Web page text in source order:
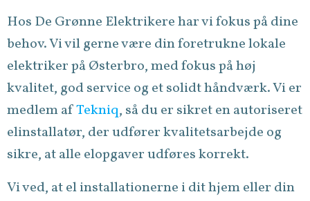
Hos De Grønne Elektrikere har vi fokus på dine
behov. Vi vil gerne være din foretrukne lokale
elektriker på Østerbro, med fokus på høj
kvalitet, god service og et solidt håndværk. Vi er
medlem afTekniq, så du er sikret en autoriseret
elinstallatør, der udfører kvalitetsarbejde og
sikre, at alle elopgaver udføres korrekt.
Vi ved, at el installationerne i dit hjem eller din